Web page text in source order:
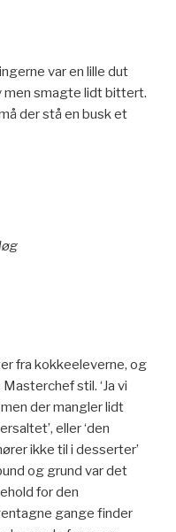
var en lille dut
men smagte lidt bittert.
der stå en busk et
fra kokkeeleverne, og
stil. ‘Ja vi
der mangler lidt
eller ‘den
ikke til i desserter’
og grund var det
for den
gange finder